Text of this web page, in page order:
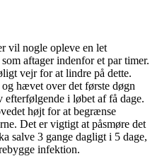
vil nogle opleve en let
aftager indenfor et par timer.
vejr for at lindre på dette.
hævet over det første døgn
i løbet af få dage.
højt for at begrænse
Det er vigtigt at påsmøre det
salve 3 gange dagligt i 5 dage,
infektion.